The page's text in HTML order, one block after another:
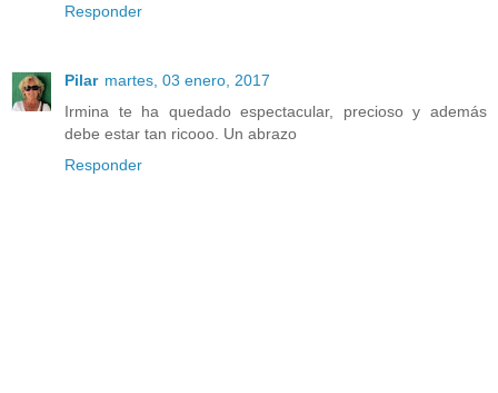
Responder
Pilar martes, 03 enero, 2017
Irmina te ha quedado espectacular, precioso y además
debe estar tan ricooo. Un abrazo
Responder